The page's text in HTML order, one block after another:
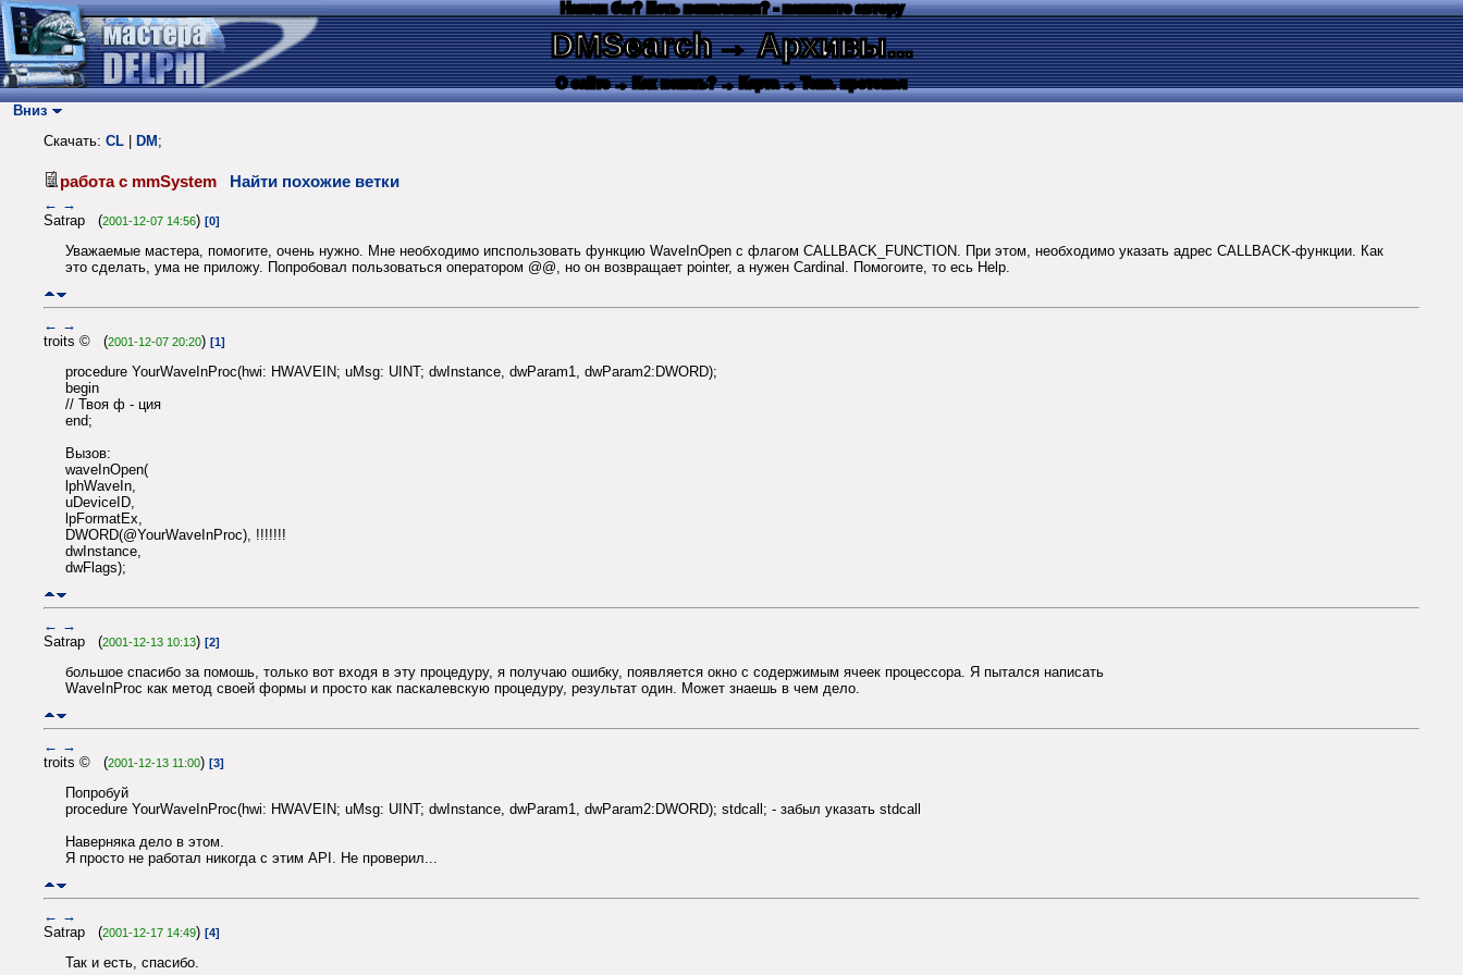
Нашли баг? Есть пожелания? - напишите автору
DMSearch→ Архивы...
О сайте → Как искать? → Карта → Текс. протокол
Вниз
Скачать: CL DM ;
работа с mmSystem Найти похожие ветки
← →
Satrap (2001-12-07 14:56) [0]
Уважаемые мастера, помогите, очень нужно. Мне необходимо ипспользовать функцию WaveInOpen с флагом CALLBACK_FUNCTION. При этом, необходимо указать адрес CALLBACK-функции. Как
это сделать, ума не приложу. Попробовал пользоваться оператором @@, но он возвращает pointer, а нужен Cardinal. Помогоите, то есь Help.
← →
troits © (2001-12-07 20:20) [1]
procedure YourWaveInProc(hwi: HWAVEIN; uMsg: UINT; dwInstance, dwParam1, dwParam2:DWORD);
begin
// Твоя ф - ция
end;
Вызов:
waveInOpen(
lphWaveIn,
uDeviceID,
lpFormatEx,
DWORD(@YourWaveInProc), !!!!!!!
dwInstance,
dwFlags);
← →
Satrap (2001-12-13 10:13) [2]
большое спасибо за помошь, только вот входя в эту процедуру, я получаю ошибку, появляется окно с содержимым ячеек процессора. Я пытался написать
WaveInProc как метод своей формы и просто как паскалевскую процедуру, результат один. Может знаешь в чем дело.
← →
troits © (2001-12-13 11:00) [3]
Попробуй
procedure YourWaveInProc(hwi: HWAVEIN; uMsg: UINT; dwInstance, dwParam1, dwParam2:DWORD); stdcall; - забыл указать stdcall
Наверняка дело в этом.
Я просто не работал никогда с этим API. Не проверил...
← →
Satrap (2001-12-17 14:49) [4]
Так и есть, спасибо.